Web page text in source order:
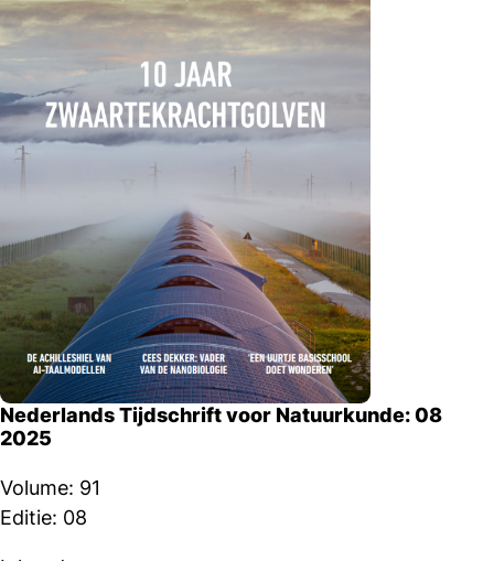
Nederlands Tijdschrift voor Natuurkunde: 08
2025
Volume: 91
Editie: 08